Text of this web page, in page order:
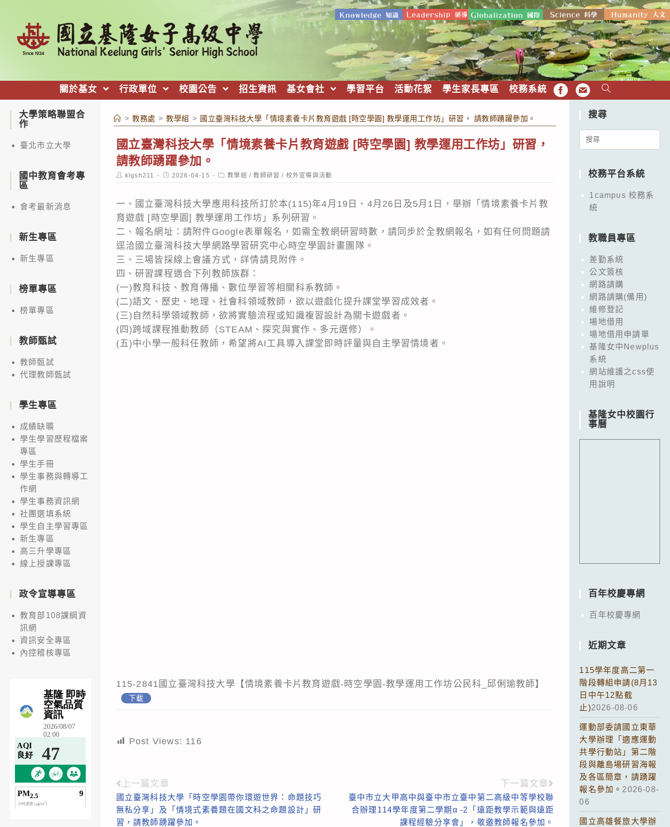
關於基女 行政單位 校園公告 招生資訊 基女會社 學習平台 活動花絮 學生家長專區 校務系統 FB EMAIL
> 教務處 > 教學組 > 國立臺灣科技大學「情境素養卡片教育遊戲 [時空學園] 教學運用工作坊」研習， 請教師踴躍參加。
國立臺灣科技大學「情境素養卡片教育遊戲 [時空學園] 教學運用工作坊」研習，
請教師踴躍參加。
Post
author:
klgsh211
Post
published:
2026-04-15
Post
category:
教學組 / 教師研習 / 校外宣導與活動
一、國立臺灣科技大學應用科技所訂於本(115)年4月19日、4月26日及5月1日，舉辦「情境素養卡片教
育遊戲 [時空學園] 教學運用工作坊」系列研習。
二、報名網址：請附件Google表單報名，如需全教網研習時數，請同步於全教網報名，如有任何問題請
逕洽國立臺灣科技大學網路學習研究中心時空學園計畫團隊。
三、三場皆採線上會議方式，詳情請見附件。
四、研習課程適合下列教師族群：
(一)教育科技、教育傳播、數位學習等相關科系教師。
(二)語文、歷史、地理、社會科領域教師，欲以遊戲化提升課堂學習成效者。
(三)自然科學領域教師，欲將實驗流程或知識複習設計為關卡遊戲者。
(四)跨域課程推動教師（STEAM、探究與實作、多元選修）。
(五)中小學一般科任教師，希望將AI工具導入課堂即時評量與自主學習情境者。
115-2841國立臺灣科技大學【情境素養卡片教育遊戲-時空學園-教學運用工作坊公民科_邱俐瑜教師】
下載
Post Views: 116
Read
more
articles
上一篇文章
國立臺灣科技大學「時空學園帶你環遊世界：命題技巧
無私分享」及「情境式素養題在國文科之命題設計」研
習，請教師踴躍參加。
下一篇文章
臺中市立大甲高中與臺中市立臺中第二高級中等學校聯
合辦理114學年度第二學期α -2「遠距教學示範與遠距
課程經驗分享會」，敬邀教師報名參加。
大學策略聯盟合
作
臺北市立大學
國中教育會考專
區
會考最新消息
新生專區
新生專區
榜單專區
榜單專區
教師甄試
教師甄試
代理教師甄試
學生專區
成績缺曠
學生學習歷程檔案
專區
學生手冊
學生事務與轉導工
作網
學生事務資訊網
社團選填系統
學生自主學習專區
新生專區
高三升學專區
線上授課專區
政令宣導專區
教育部108課綱資
訊網
資訊安全專區
內控稽核專區
搜尋
Search
校務平台系統
1campus 校務系
統
教職員專區
差勤系統
公文簽核
網路請購
網路請購(備用)
維修登記
場地借用
場地借用申請單
基隆女中Newplus
系統
網站維護之css使
用說明
基隆女中校園行
事曆
百年校慶專網
百年校慶專網
近期文章
115學年度高二第一
階段轉組申請(8月13
日中午12點截
止)2026-08-06
運動部委請國立東華
大學辦理「適應運動
共學行動站」第二階
段與離島場研習海報
及各區簡章，請踴躍
報名參加。 2026-08-
06
國立高雄餐旅大學辦